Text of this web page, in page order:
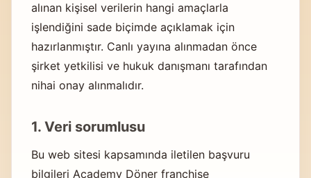
alınan kişisel verilerin hangi amaçlarla
işlendiğini sade biçimde açıklamak için
hazırlanmıştır. Canlı yayına alınmadan önce
şirket yetkilisi ve hukuk danışmanı tarafından
nihai onay alınmalıdır.
1. Veri sorumlusu
Bu web sitesi kapsamında iletilen başvuru
bilgileri Academy Döner franchise